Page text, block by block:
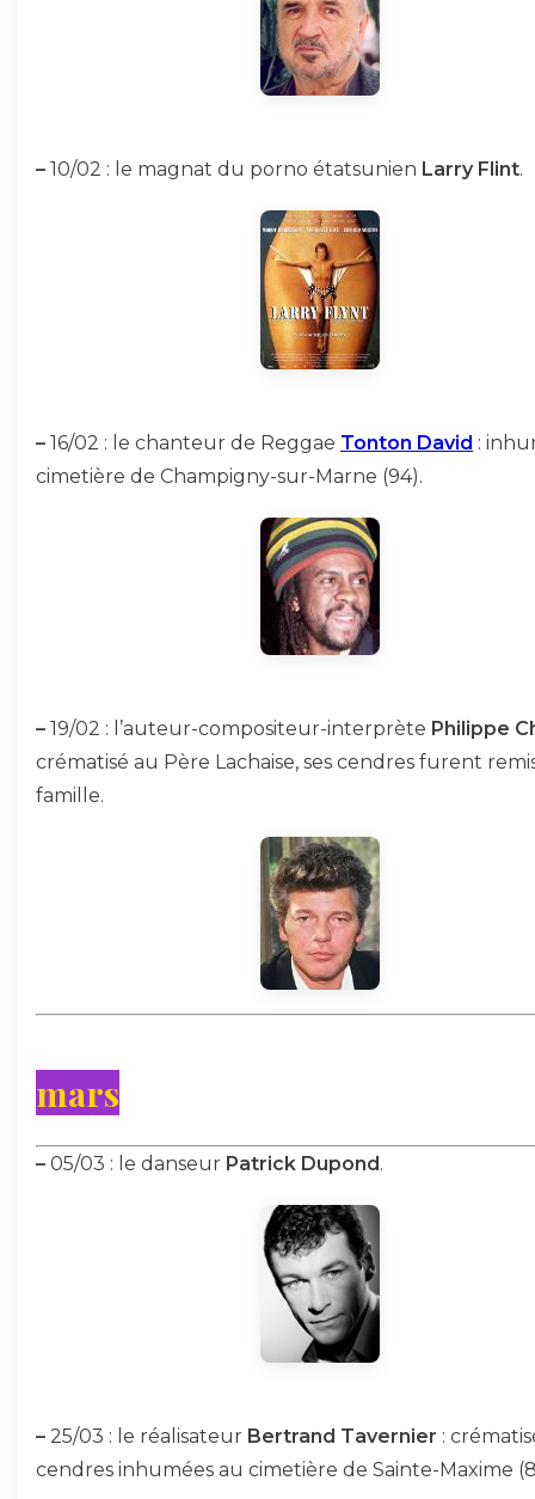
– 10/02 : le magnat du porno étatsunien Larry Flint.
– 16/02 : le chanteur de Reggae Tonton David :
cimetière de Champigny-sur-Marne (94).
– 19/02 : l’auteur-compositeur-interprète Philippe
crématisé au Père Lachaise, ses cendres furent
famille.
mars
– 05/03 : le danseur Patrick Dupond.
– 25/03 : le réalisateur Bertrand Tavernier :
cendres inhumées au cimetière de Sainte-Maxime